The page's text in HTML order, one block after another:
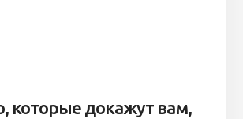
которые докажут вам,